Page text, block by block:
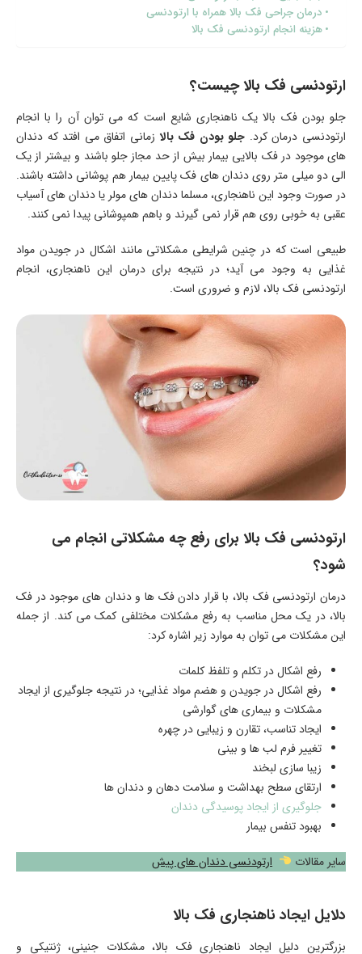
درمان جراحی فک بالا همراه با ارتودنسی
هزینه انجام ارتودنسی فک بالا
ارتودنسی فک بالا چیست؟
جلو بودن فک بالا یک ناهنجاری شایع است که می توان آن را با انجام
ارتودنسی درمان کرد. جلو بودن فک بالا زمانی اتفاق می افتد که دندان
های موجود در فک بالایی بیمار بیش از حد مجاز جلو باشند و بیشتر از یک
الی دو میلی متر روی دندان های فک پایین بیمار هم پوشانی داشته باشند.
در صورت وجود این ناهنجاری، مسلما دندان های مولر یا دندان های آسیاب
عقبی به خوبی روی هم قرار نمی گیرند و باهم همپوشانی پیدا نمی کنند.
طبیعی است که در چنین شرایطی مشکلاتی مانند اشکال در جویدن مواد
غذایی به وجود می آید؛ در نتیجه برای درمان این ناهنجاری، انجام
ارتودنسی فک بالا، لازم و ضروری است.
ارتودنسی فک بالا برای رفع چه مشکلاتی انجام می
شود؟
درمان ارتودنسی فک بالا، با قرار دادن فک ها و دندان های موجود در فک
بالا، در یک محل مناسب به رفع مشکلات مختلفی کمک می کند. از جمله
این مشکلات می توان به موارد زیر اشاره کرد:
رفع اشکال در تکلم و تلفظ کلمات
رفع اشکال در جویدن و هضم مواد غذایی؛ در نتیجه جلوگیری از ایجاد
مشکلات و بیماری های گوارشی
ایجاد تناسب، تقارن و زیبایی در چهره
تغییر فرم لب ها و بینی
زیبا سازی لبخند
ارتقای سطح بهداشت و سلامت دهان و دندان ها
جلوگیری از ایجاد پوسیدگی دندان
بهبود تنفس بیمار
سایر مقالات
ارتودنسی دندان های پیش
دلایل ایجاد ناهنجاری فک بالا
بزرگترین دلیل ایجاد ناهنجاری فک بالا، مشکلات جنینی، ژنتیکی و